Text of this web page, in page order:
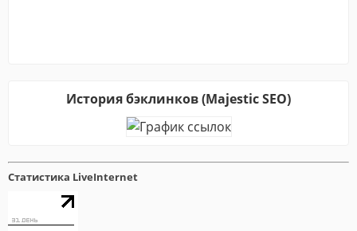
История бэклинков (Majestic SEO)
Статистика LiveInternet